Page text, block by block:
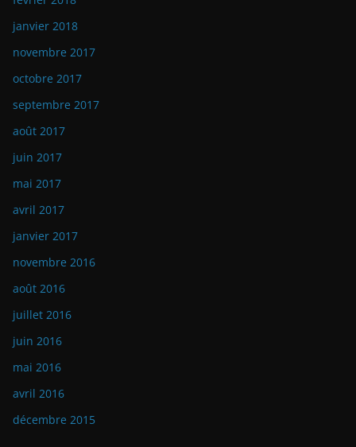
janvier 2018
novembre 2017
octobre 2017
septembre 2017
août 2017
juin 2017
mai 2017
avril 2017
janvier 2017
novembre 2016
août 2016
juillet 2016
juin 2016
mai 2016
avril 2016
décembre 2015